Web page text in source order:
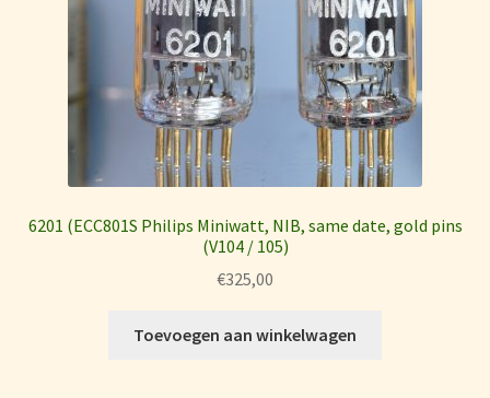
6201 (ECC801S Philips Miniwatt, NIB, same date, gold pins
(V104 / 105)
€325,00
Toevoegen aan winkelwagen